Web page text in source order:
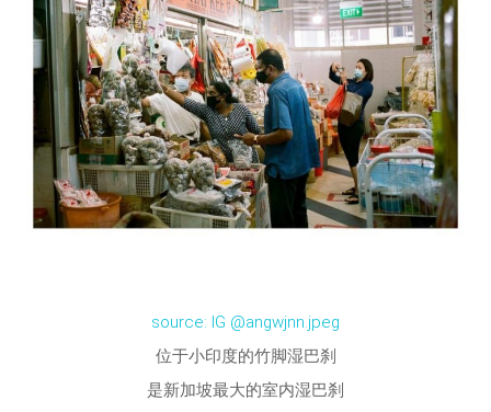
source: IG @angwjnn.jpeg
位于小印度的竹脚湿巴刹
是新加坡最大的室内湿巴刹